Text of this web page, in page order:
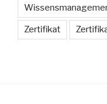
Zertifikat